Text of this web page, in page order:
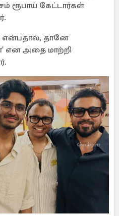
ரூபாய் கேட்டார்கள்
என்பதால், தானே
என அதை மாற்றி